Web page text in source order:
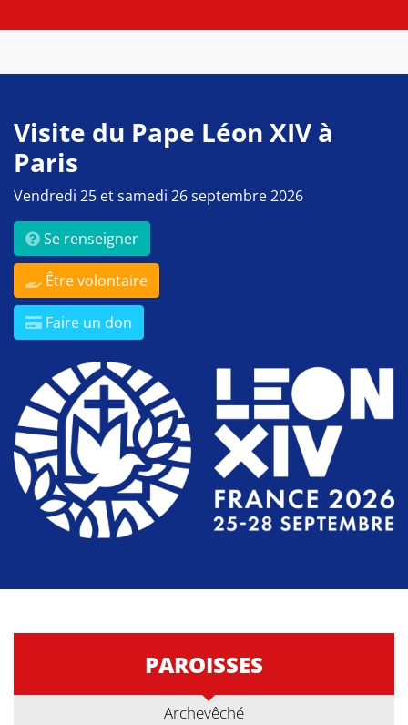
Visite du Pape Léon XIV à
Paris
Vendredi 25 et samedi 26 septembre 2026
Se renseigner
Être volontaire
Faire un don
PAROISSES
Archevêché